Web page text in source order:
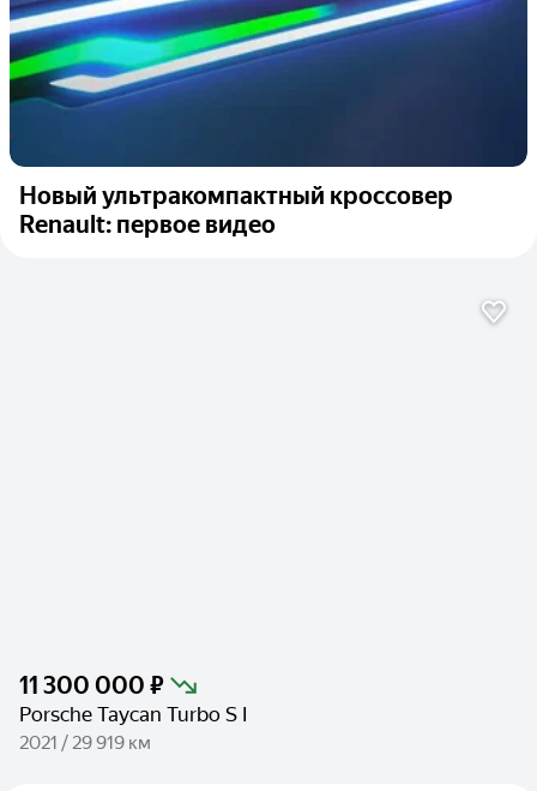
Новый ультракомпактный кроссовер
Renault: первое видео
11 300 000 ₽
Porsche Taycan Turbo S I
2021 / 29 919 км